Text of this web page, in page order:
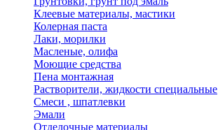
Клеевые материалы, мастики
Колерная паста
Лаки, морилки
Масленые, олифа
Моющие средства
Пена монтажная
Растворители, жидкости специальные
Смеси , шпатлевки
Эмали
Отделочные материалы